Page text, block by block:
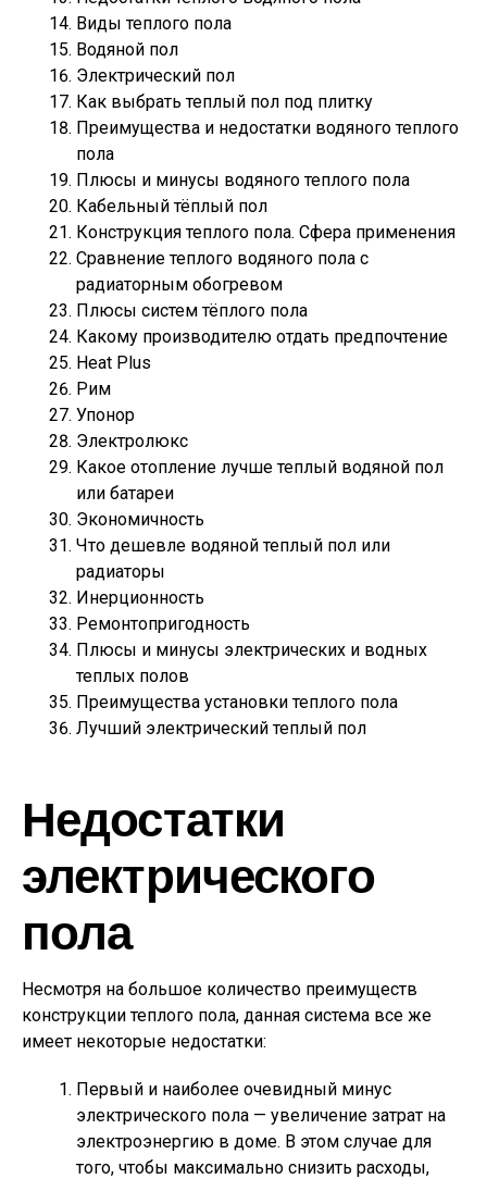
Виды теплого пола
Водяной пол
Электрический пол
Как выбрать теплый пол под плитку
Преимущества и недостатки водяного теплого
пола
Плюсы и минусы водяного теплого пола
Кабельный тёплый пол
Конструкция теплого пола. Сфера применения
Сравнение теплого водяного пола с
радиаторным обогревом
Плюсы систем тёплого пола
Какому производителю отдать предпочтение
Heat Plus
Рим
Упонор
Электролюкс
Какое отопление лучше теплый водяной пол
или батареи
Экономичность
Что дешевле водяной теплый пол или
радиаторы
Инерционность
Ремонтопригодность
Плюсы и минусы электрических и водных
теплых полов
Преимущества установки теплого пола
Лучший электрический теплый пол
Недостатки
электрического
пола
Несмотря на большое количество преимуществ
конструкции теплого пола, данная система все же
имеет некоторые недостатки:
Первый и наиболее очевидный минус
электрического пола — увеличение затрат на
электроэнергию в доме. В этом случае для
того, чтобы максимально снизить расходы,